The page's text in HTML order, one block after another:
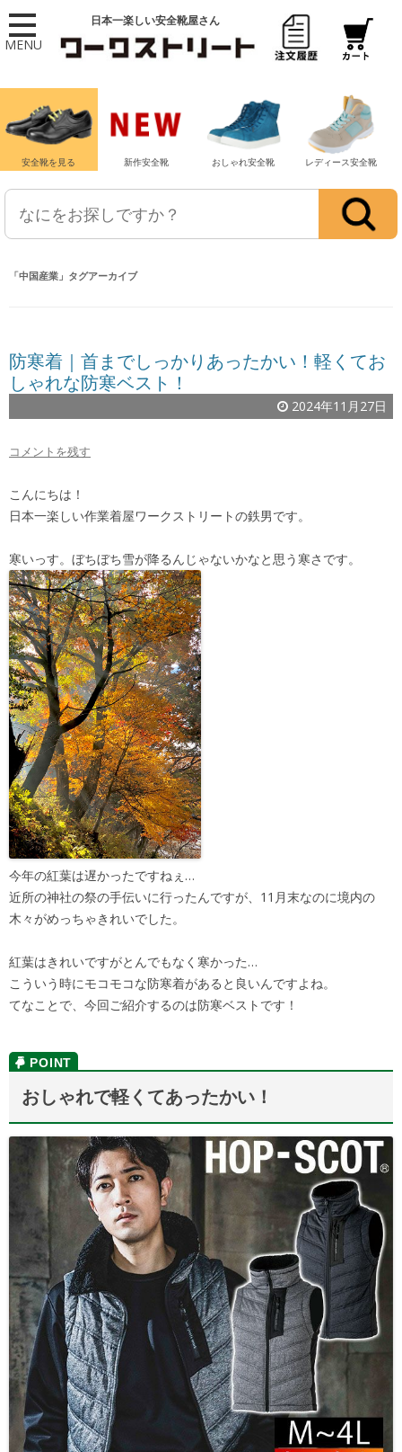
MENU
日本一楽しい安全靴屋さん
安全靴を見る 新作安全靴 おしゃれ安全靴 レディース安全靴
「中国産業 」タグアーカイブ
防寒着｜首までしっかりあったかい！軽くてお
しゃれな防寒ベスト！
2024年11月27日
コメントを残す
こんにちは！
日本一楽しい作業着屋ワークストリートの鉄男です。
寒いっす。ぼちぼち雪が降るんじゃないかなと思う寒さです。
今年の紅葉は遅かったですねぇ…
近所の神社の祭の手伝いに行ったんですが、11月末なのに境内の
木々がめっちゃきれいでした。
紅葉はきれいですがとんでもなく寒かった…
こういう時にモコモコな防寒着があると良いんですよね。
てなことで、今回ご紹介するのは防寒ベストです！
おしゃれで軽くてあったかい！